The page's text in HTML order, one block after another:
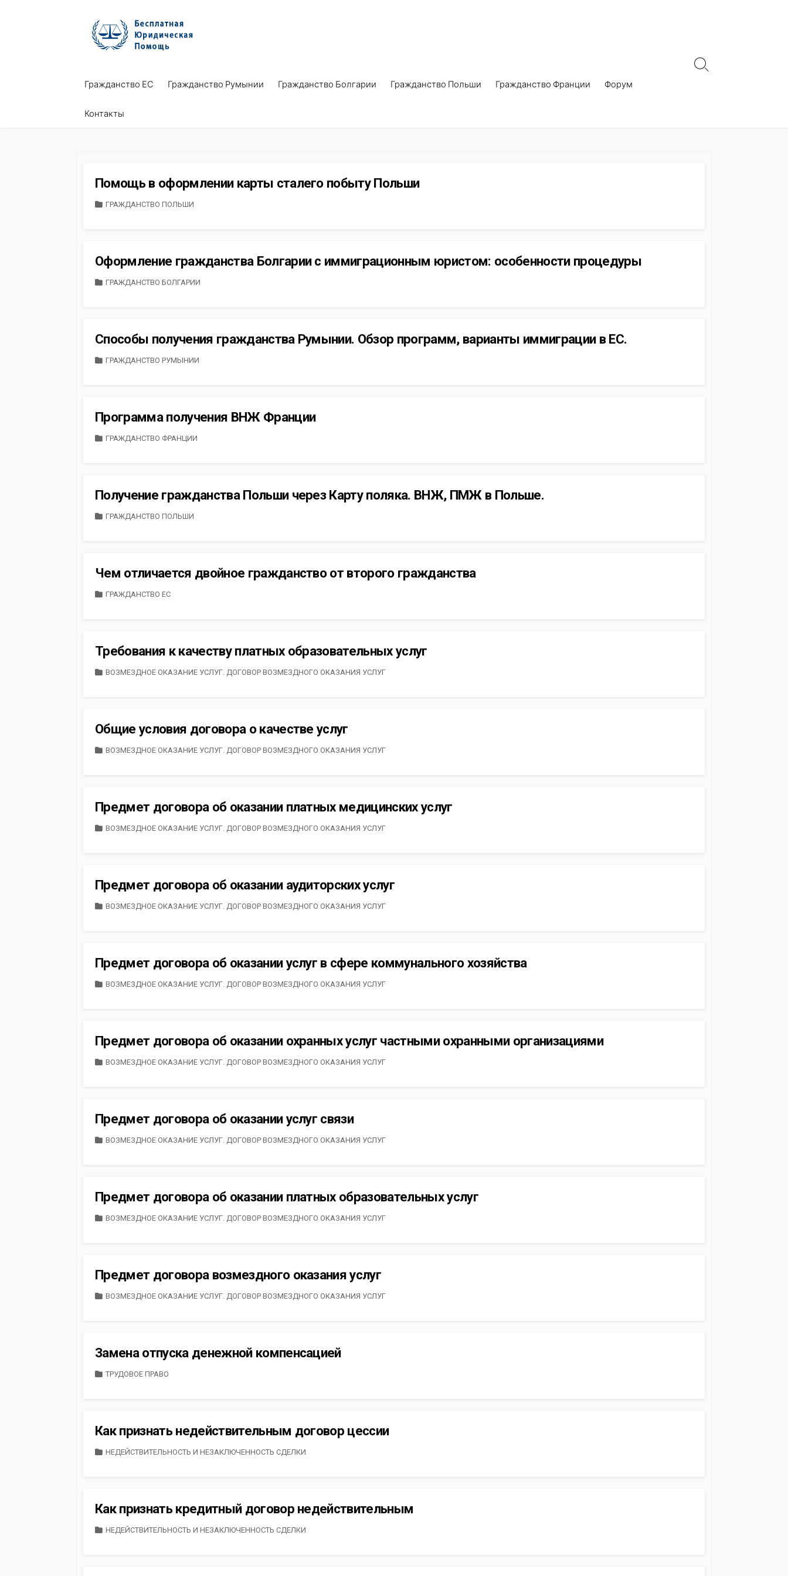
Гражданство ЕС Гражданство Румынии Гражданство Болгарии Гражданство Польши Гражданство Франции Форум
Контакты
Search
Помощь в оформлении карты сталего побыту Польши
CATEGORIES
ГРАЖДАНСТВО ПОЛЬШИ
Оформление гражданства Болгарии с иммиграционным юристом: особенности процедуры
CATEGORIES
ГРАЖДАНСТВО БОЛГАРИИ
Способы получения гражданства Румынии. Обзор программ, варианты иммиграции в ЕС.
CATEGORIES
ГРАЖДАНСТВО РУМЫНИИ
Программа получения ВНЖ Франции
CATEGORIES
ГРАЖДАНСТВО ФРАНЦИИ
Получение гражданства Польши через Карту поляка. ВНЖ, ПМЖ в Польше.
CATEGORIES
ГРАЖДАНСТВО ПОЛЬШИ
Чем отличается двойное гражданство от второго гражданства
CATEGORIES
ГРАЖДАНСТВО ЕС
Требования к качеству платных образовательных услуг
CATEGORIES
ВОЗМЕЗДНОЕ ОКАЗАНИЕ УСЛУГ. ДОГОВОР ВОЗМЕЗДНОГО ОКАЗАНИЯ УСЛУГ
Общие условия договора о качестве услуг
CATEGORIES
ВОЗМЕЗДНОЕ ОКАЗАНИЕ УСЛУГ. ДОГОВОР ВОЗМЕЗДНОГО ОКАЗАНИЯ УСЛУГ
Предмет договора об оказании платных медицинских услуг
CATEGORIES
ВОЗМЕЗДНОЕ ОКАЗАНИЕ УСЛУГ. ДОГОВОР ВОЗМЕЗДНОГО ОКАЗАНИЯ УСЛУГ
Предмет договора об оказании аудиторских услуг
CATEGORIES
ВОЗМЕЗДНОЕ ОКАЗАНИЕ УСЛУГ. ДОГОВОР ВОЗМЕЗДНОГО ОКАЗАНИЯ УСЛУГ
Предмет договора об оказании услуг в сфере коммунального хозяйства
CATEGORIES
ВОЗМЕЗДНОЕ ОКАЗАНИЕ УСЛУГ. ДОГОВОР ВОЗМЕЗДНОГО ОКАЗАНИЯ УСЛУГ
Предмет договора об оказании охранных услуг частными охранными организациями
CATEGORIES
ВОЗМЕЗДНОЕ ОКАЗАНИЕ УСЛУГ. ДОГОВОР ВОЗМЕЗДНОГО ОКАЗАНИЯ УСЛУГ
Предмет договора об оказании услуг связи
CATEGORIES
ВОЗМЕЗДНОЕ ОКАЗАНИЕ УСЛУГ. ДОГОВОР ВОЗМЕЗДНОГО ОКАЗАНИЯ УСЛУГ
Предмет договора об оказании платных образовательных услуг
CATEGORIES
ВОЗМЕЗДНОЕ ОКАЗАНИЕ УСЛУГ. ДОГОВОР ВОЗМЕЗДНОГО ОКАЗАНИЯ УСЛУГ
Предмет договора возмездного оказания услуг
CATEGORIES
ВОЗМЕЗДНОЕ ОКАЗАНИЕ УСЛУГ. ДОГОВОР ВОЗМЕЗДНОГО ОКАЗАНИЯ УСЛУГ
Замена отпуска денежной компенсацией
CATEGORIES
ТРУДОВОЕ ПРАВО
Как признать недействительным договор цессии
CATEGORIES
НЕДЕЙСТВИТЕЛЬНОСТЬ И НЕЗАКЛЮЧЕННОСТЬ СДЕЛКИ
Как признать кредитный договор недействительным
CATEGORIES
НЕДЕЙСТВИТЕЛЬНОСТЬ И НЕЗАКЛЮЧЕННОСТЬ СДЕЛКИ